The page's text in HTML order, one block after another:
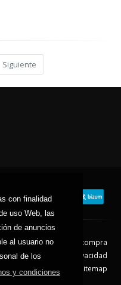
con finalidad
uso Web, las
de anuncios
al usuario no
de los
y condiciones
Siguiente
Condiciones de compra
Política de Privacidad
Política de Cookies
Sitemap